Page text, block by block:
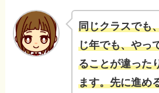
同じクラスでも
じ年でも、やっ
ることが違った
ます。先に進め